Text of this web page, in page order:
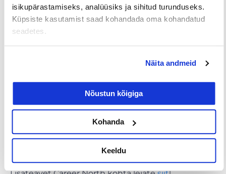
isikupärastamiseks, analüüsiks ja sihitud turunduseks.
Küpsiste kasutamist saad kohandada oma kohandatud
seadetes.
Näita andmeid
Nõustun kõigiga
Kohanda
Keeldu
Kokkuvõttes võivad kliendid ja kasutajad eeldada,
et Alma Career jätkab uuenduste tegemist. Meie
eesmärk on pakkuda sujuvaid lahendusi kogu
värbamisprotsessi vältel, et olla esimene valik nii
kasvades on Alma Career parim valik ettevõtetele,
kes otsivad talente nii kodumaalt kui ka välismaalt.
Meie eesmärk on luua kõigile parem töömaailm!
Kui soovid rohkem teada, kuidas Alma Career saab
sinu ettevõtte värbamisprotsessi tõhusamaks
muuta, võta meiega ühendust